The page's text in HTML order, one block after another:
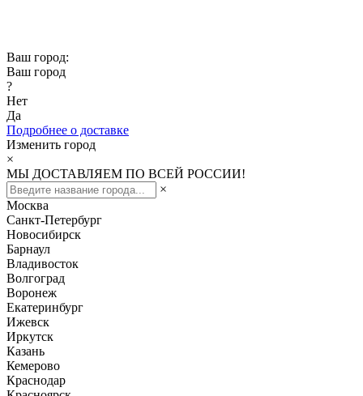
Ваш город:
Ваш город
?
Нет
Да
Подробнее о доставке
Изменить город
×
МЫ ДОСТАВЛЯЕМ ПО ВСЕЙ РОССИИ!
×
Москва
Санкт-Петербург
Новосибирск
Барнаул
Владивосток
Волгоград
Воронеж
Екатеринбург
Ижевск
Иркутск
Казань
Кемерово
Краснодар